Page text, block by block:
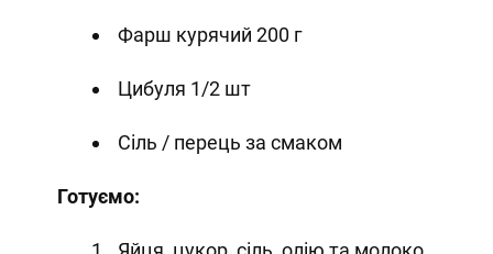
Фарш курячий 200 г
Цибуля 1/2 шт
Сіль / перець за смаком
Готуємо: